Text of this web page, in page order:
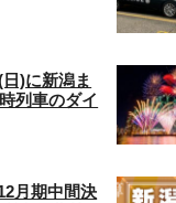
)に新潟ま
列車のダイ
月期中間決